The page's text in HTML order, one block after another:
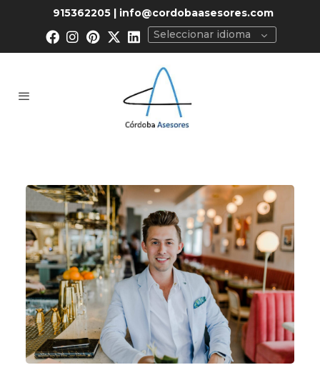
915362205 | info@cordobaasesores.com
Seleccionar idioma